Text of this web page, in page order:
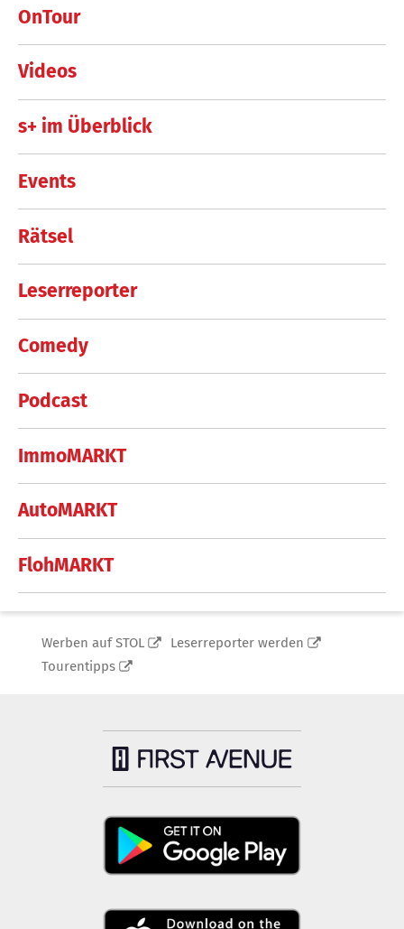
OnTour
Videos
s+ im Überblick
Events
Rätsel
Leserreporter
Comedy
Podcast
ImmoMARKT
AutoMARKT
FlohMARKT
Werben auf STOL
Leserreporter werden
Tourentipps